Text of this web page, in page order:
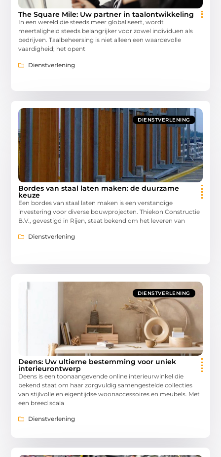
The Square Mile: Uw partner in taalontwikkeling
In een wereld die steeds meer globaliseert, wordt
meertaligheid steeds belangrijker voor zowel individuen als
bedrijven. Taalbeheersing is niet alleen een waardevolle
vaardigheid; het opent
Dienstverlening
DIENSTVERLENING
Bordes van staal laten maken: de duurzame
keuze
Een bordes van staal laten maken is een verstandige
investering voor diverse bouwprojecten. Thiekon Constructie
B.V., gevestigd in Rijen, staat bekend om het leveren van
Dienstverlening
DIENSTVERLENING
Deens: Uw ultieme bestemming voor uniek
interieurontwerp
Deens is een toonaangevende online interieurwinkel die
bekend staat om haar zorgvuldig samengestelde collecties
van stijlvolle en eigentijdse woonaccessoires en meubels. Met
een breed scala
Dienstverlening